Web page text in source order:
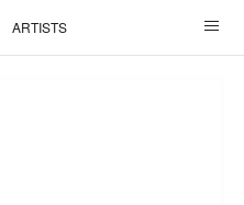
ARTISTS